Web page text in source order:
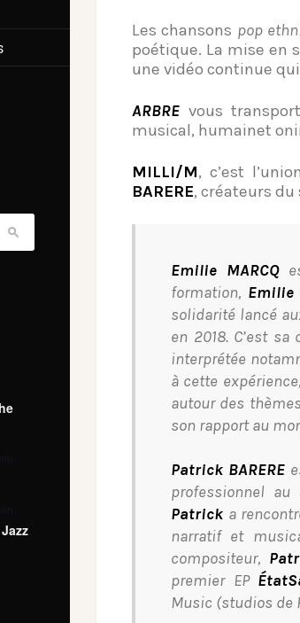
Les chansons pop
poétique. La mise en
une vidéo continue
ARBRE vous
musical, humainet
MILLI/M, c’est
BARERE, créateurs du
Emilie MARCQ
formation, Emilie
solidarité lancé
en 2018. C’est sa
interprétée
à cette expérience,
autour des
son rapport au
Patrick BARERE
professionnel au
Patrick a
narratif et
compositeur,
premier EP
Music (studios de